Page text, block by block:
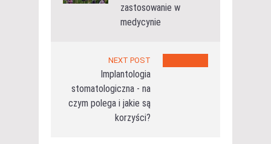
zastosowanie w
medycynie
NEXT POST
Implantologia
stomatologiczna - na
czym polega i jakie są
korzyści?